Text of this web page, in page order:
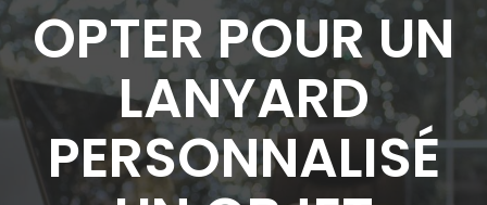
OPTER POUR UN
LANYARD
PERSONNALISÉ